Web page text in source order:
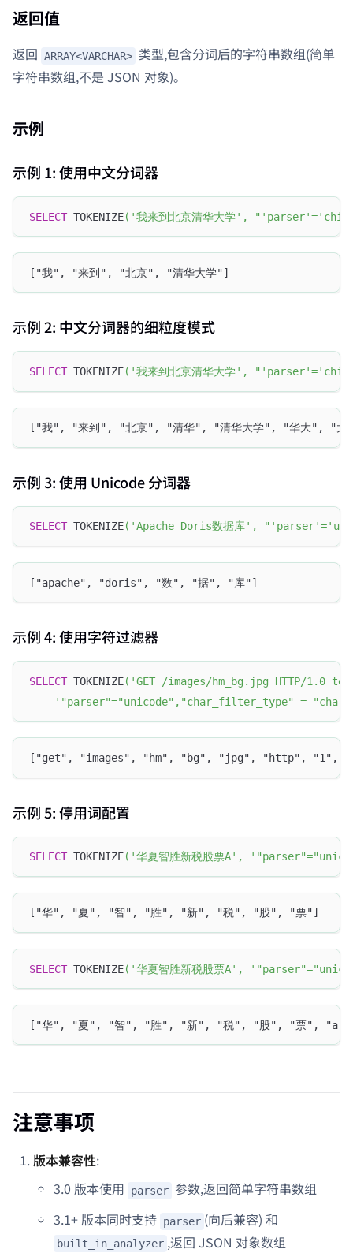
返回值
返回 ARRAY<VARCHAR> 类型,包含分词后的字符串数组(简单
字符串数组,不是 JSON 对象)。
示例
示例 1: 使用中文分词器
SELECT TOKENIZE( '我来到北京清华大学' ,
["我", "来到", "北京", "清华大学"]
示例 2: 中文分词器的细粒度模式
SELECT TOKENIZE( '我来到北京清华大学' ,
["我", "来到", "北京", "清华", "清华大学", "华大", "大
示例 3: 使用 Unicode 分词器
SELECT TOKENIZE( 'Apache Doris数据库' ,
["apache", "doris", "数", "据", "库"]
示例 4: 使用字符过滤器
SELECT TOKENIZE( 'GET /images/hm_bg.jpg HTTP/1.0
'"parser"="unicode","char_filter_type" =
["get", "images", "hm", "bg", "jpg", "http", "1",
示例 5: 停用词配置
SELECT TOKENIZE( '华夏智胜新税股票A' ,
["华", "夏", "智", "胜", "新", "税", "股", "票"]
SELECT TOKENIZE( '华夏智胜新税股票A' ,
["华", "夏", "智", "胜", "新", "税", "股", "票", "a"]
注意事项
版本兼容性:
3.0 版本使用
parser 参数,返回简单字符串数组
3.1+ 版本同时支持 parser (向后兼容) 和
built_in_analyzer ,返回 JSON 对象数组